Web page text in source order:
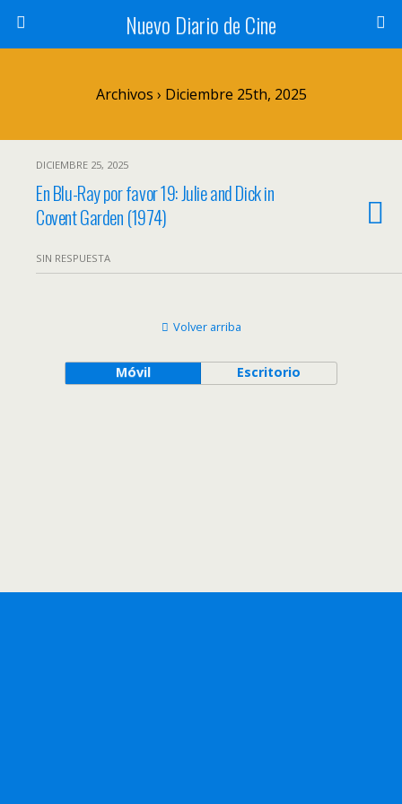
Nuevo Diario de Cine
Archivos › Diciembre 25th, 2025
DICIEMBRE 25, 2025
En Blu-Ray por favor 19: Julie and Dick in
Covent Garden (1974)
SIN RESPUESTA
Volver arriba
Móvil Escritorio